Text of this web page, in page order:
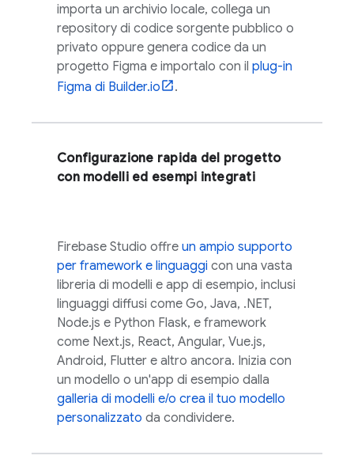
importa un archivio locale, collega un
repository di codice sorgente pubblico o
privato oppure genera codice da un
progetto Figma e importalo con il plug-in
Figma di Builder.io
.
Configurazione rapida del progetto
con modelli ed esempi integrati
Firebase Studio offre un ampio supporto
per framework e linguaggi con una vasta
libreria di modelli e app di esempio, inclusi
linguaggi diffusi come Go, Java, .NET,
Node.js e Python Flask, e framework
come Next.js, React, Angular, Vue.js,
Android, Flutter e altro ancora. Inizia con
un modello o un'app di esempio dalla
galleria di modelli e/o crea il tuo modello
personalizzato da condividere.